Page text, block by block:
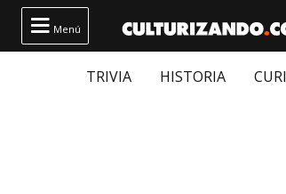
 Menú
TRIVIA HISTORIA